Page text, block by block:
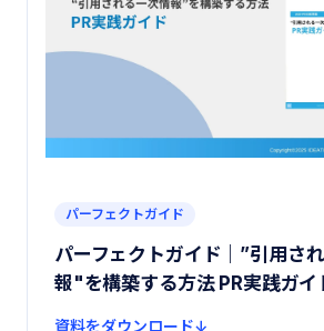
パーフェクトガイド
パーフェクトガイド｜”引用さ
報"を構築する方法 PR実践ガイ
資料をダウンロード